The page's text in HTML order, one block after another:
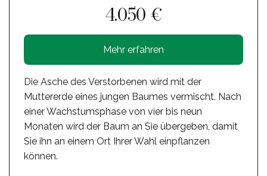
4.050 €
Mehr erfahren
Die Asche des Verstorbenen wird mit der
Muttererde eines jungen Baumes vermischt. Nach
einer Wachstumsphase von vier bis neun
Monaten wird der Baum an Sie übergeben, damit
Sie ihn an einem Ort Ihrer Wahl einpflanzen
können.